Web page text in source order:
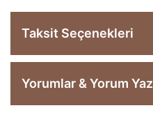
Taksit Seçenekleri
Yorumlar & Yorum Yaz